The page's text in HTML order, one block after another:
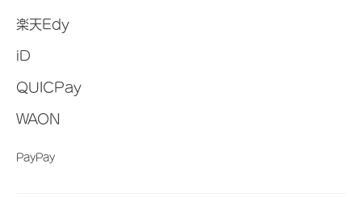
楽天Edy
iD
QUICPay
WAON
PayPay